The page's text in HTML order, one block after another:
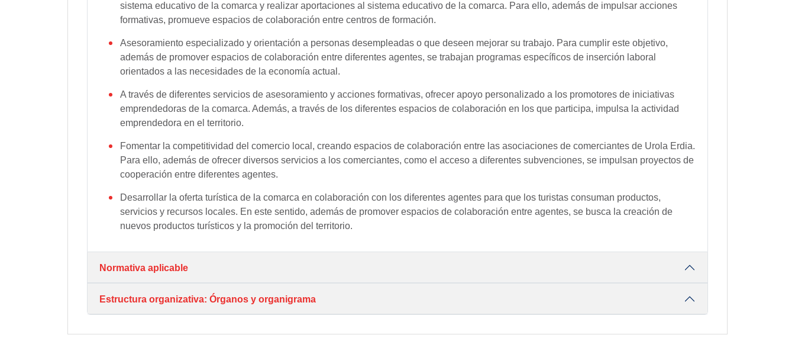
sistema educativo de la comarca y realizar aportaciones al sistema educativo de la comarca. Para ello, además de impulsar acciones
formativas, promueve espacios de colaboración entre centros de formación.
Asesoramiento especializado y orientación a personas desempleadas o que deseen mejorar su trabajo. Para cumplir este objetivo,
además de promover espacios de colaboración entre diferentes agentes, se trabajan programas específicos de inserción laboral
orientados a las necesidades de la economía actual.
A través de diferentes servicios de asesoramiento y acciones formativas, ofrecer apoyo personalizado a los promotores de iniciativas
emprendedoras de la comarca. Además, a través de los diferentes espacios de colaboración en los que participa, impulsa la actividad
emprendedora en el territorio.
Fomentar la competitividad del comercio local, creando espacios de colaboración entre las asociaciones de comerciantes de Urola Erdia.
Para ello, además de ofrecer diversos servicios a los comerciantes, como el acceso a diferentes subvenciones, se impulsan proyectos de
cooperación entre diferentes agentes.
Desarrollar la oferta turística de la comarca en colaboración con los diferentes agentes para que los turistas consuman productos,
servicios y recursos locales. En este sentido, además de promover espacios de colaboración entre agentes, se busca la creación de
nuevos productos turísticos y la promoción del territorio.
Normativa aplicable
Estructura organizativa: Órganos y organigrama